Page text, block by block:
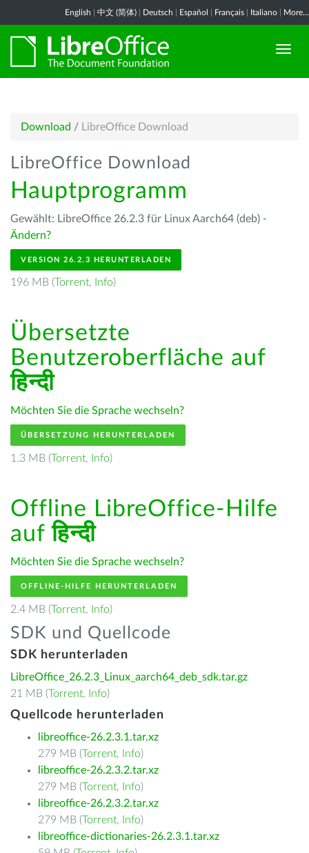
English 中文 (简体) Deutsch Español Français Italiano More...
Download / LibreOffice Download
LibreOffice Download
Hauptprogramm
Gewählt: LibreOffice 26.2.3 für Linux Aarch64 (deb) -
Ändern?
VERSION 26.2.3 HERUNTERLADEN
196 MB (Torrent, Info)
Übersetzte
Benutzeroberfläche auf
हिन्दी
Möchten Sie die Sprache wechseln?
ÜBERSETZUNG HERUNTERLADEN
1.3 MB (Torrent, Info)
Offline LibreOffice-Hilfe
aufहिन्दी
Möchten Sie die Sprache wechseln?
OFFLINE-HILFE HERUNTERLADEN
2.4 MB (Torrent, Info)
SDK und Quellcode
SDK herunterladen
LibreOffice_26.2.3_Linux_aarch64_deb_sdk.tar.gz
21 MB (Torrent, Info)
Quellcode herunterladen
libreoffice-26.2.3.1.tar.xz
279 MB (Torrent, Info)
libreoffice-26.2.3.2.tar.xz
279 MB (Torrent, Info)
libreoffice-26.2.3.2.tar.xz
279 MB (Torrent, Info)
libreoffice-dictionaries-26.2.3.1.tar.xz